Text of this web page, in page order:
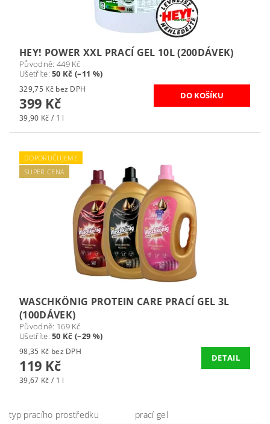
HEY! POWER XXL PRACÍ GEL 10L (200DÁVEK)
Původně: 449 Kč
Ušetříte:50 Kč (–11 %)
329,75 Kč bez DPH
399 Kč
39,90 Kč / 1 l
DOPORUČUJEME
SUPER CENA
WASCHKÖNIG PROTEIN CARE PRACÍ GEL 3L
(100DÁVEK)
Původně: 169 Kč
Ušetříte:50 Kč (–29 %)
98,35 Kč bez DPH
119 Kč
39,67 Kč / 1 l
DETAIL
typ pracího prostředku
prací gel